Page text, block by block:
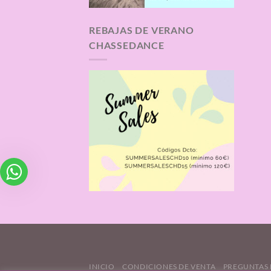
REBAJAS DE VERANO
CHASSEDANCE
INICIO CONDICIONES DE VENTA PREGUNTAS